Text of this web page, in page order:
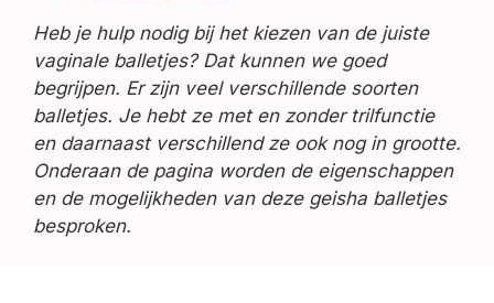
Heb je hulp nodig bij het kiezen van de juiste
vaginale balletjes? Dat kunnen we goed
begrijpen. Er zijn veel verschillende soorten
balletjes. Je hebt ze met en zonder trilfunctie
en daarnaast verschillend ze ook nog in grootte.
Onderaan de pagina worden de eigenschappen
en de mogelijkheden van deze geisha balletjes
besproken.